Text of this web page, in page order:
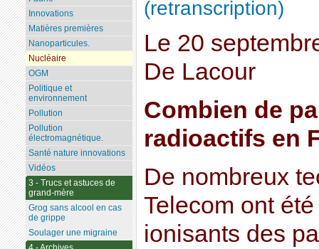
(retranscription)
Le 20
De Lacour
Combien de
radioactifs en
De nombreux
Telecom ont
ionisants des
Innovations
Matières premières
Nanoparticules.
Nucléaire
OGM
Politique et
environnement
Pollution
Pollution
électromagnétique.
Santé nature innovations
Vidéos
3 - Trucs et astuces de
grand-mère
Grog sans alcool en cas
de grippe
Soulager une migraine